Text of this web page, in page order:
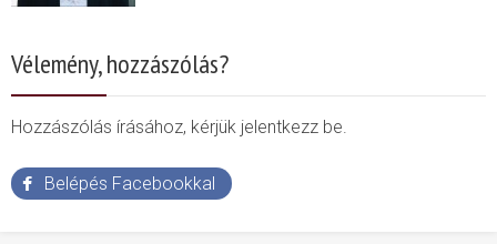
Vélemény, hozzászólás?
Hozzászólás írásához, kérjük jelentkezz be.
Belépés Facebookkal